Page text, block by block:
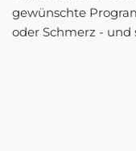
gewünschte
oder Schmerz - und